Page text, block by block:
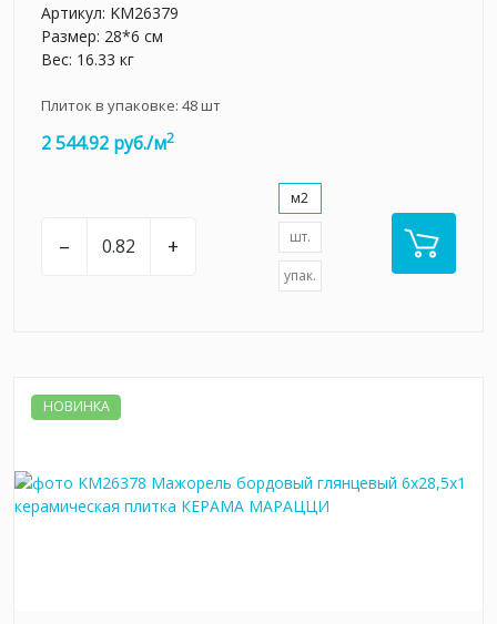
Артикул: KM26379
Размер: 28*6 см
Вес: 16.33 кг
Плиток в упаковке: 48шт
2 544.92 руб./м2
– +
м2
шт.
упак.
НОВИНКА